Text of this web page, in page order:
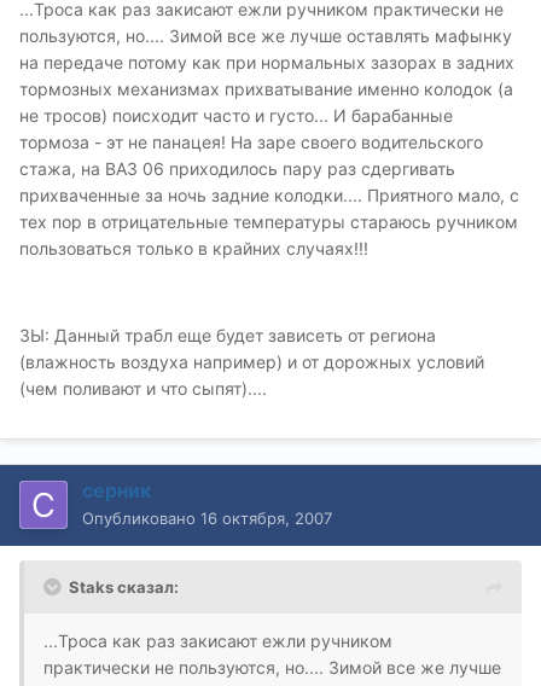
...Троса как раз закисают ежли ручником практически не
пользуются, но.... Зимой все же лучше оставлять мафынку
на передаче потому как при нормальных зазорах в задних
тормозных механизмах прихватывание именно колодок (а
не тросов) поисходит часто и густо... И барабанные
тормоза - эт не панацея! На заре своего водительского
стажа, на ВАЗ 06 приходилось пару раз сдергивать
прихваченные за ночь задние колодки.... Приятного мало, с
тех пор в отрицательные температуры стараюсь ручником
пользоваться только в крайних случаях!!!
ЗЫ: Данный трабл еще будет зависеть от региона
(влажность воздуха например) и от дорожных условий
(чем поливают и что сыпят)....
серник
Опубликовано 16 октября, 2007
Staks сказал:
...Троса как раз закисают ежли ручником
практически не пользуются, но.... Зимой все же лучше